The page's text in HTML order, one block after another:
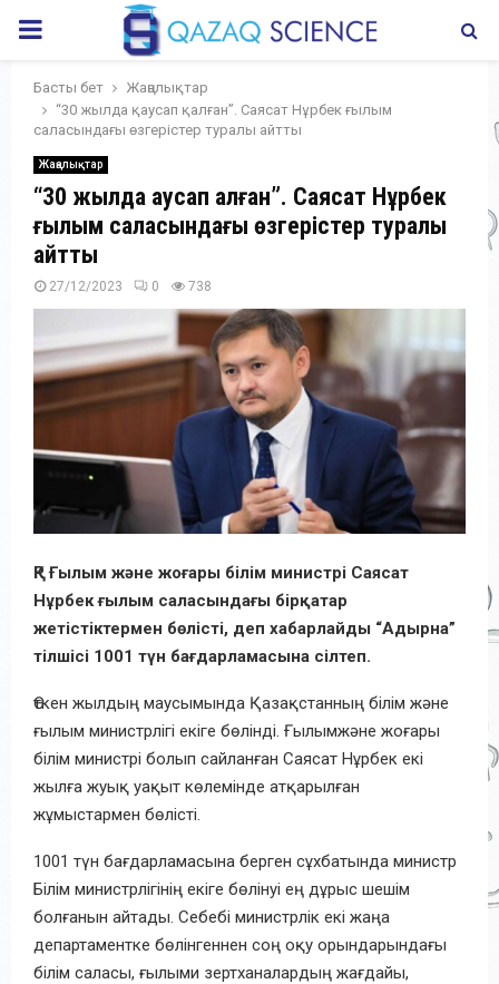
PRIMARY
MENU
Басты бет
Жаңалықтар
“30 жылда қаусап қалған”. Саясат Нұрбек ғылым
саласындағы өзгерістер туралы айтты
Жаңалықтар
“30 жылда қаусап қалған”. Саясат Нұрбек
ғылым саласындағы өзгерістер туралы
айтты
27/12/2023 0 738
ҚР Ғылым және жоғары білім министрі Саясат
Нұрбек ғылым саласындағы бірқатар
жетістіктермен бөлісті, деп хабарлайды “Адырна”
тілшісі 1001 түн бағдарламасына сілтеп.
Өткен жылдың маусымында Қазақстанның білім және
ғылым министрлігі екіге бөлінді. Ғылымжәне жоғары
білім министрі болып сайланған Саясат Нұрбек екі
жылға жуық уақыт көлемінде атқарылған
жұмыстармен бөлісті.
1001 түн бағдарламасына берген сұхбатында министр
Білім министрлігінің екіге бөлінуі ең дұрыс шешім
болғанын айтады. Себебі министрлік екі жаңа
департаментке бөлінгеннен соң оқу орындарындағы
білім саласы, ғылыми зертханалардың жағдайы,